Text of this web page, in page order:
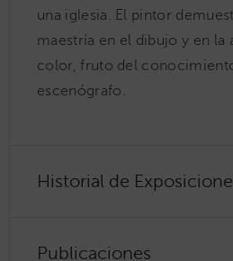
una iglesia. El pintor
maestría en el dibujo y en la
color, fruto del
escenógrafo.
Historial de
Publicaciones